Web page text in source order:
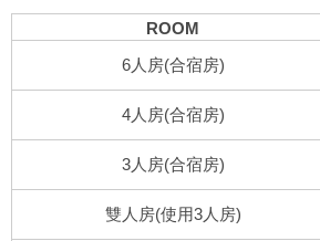
ROOM
6人房(合宿房)
4人房(合宿房)
3人房(合宿房)
雙人房(使用3人房)